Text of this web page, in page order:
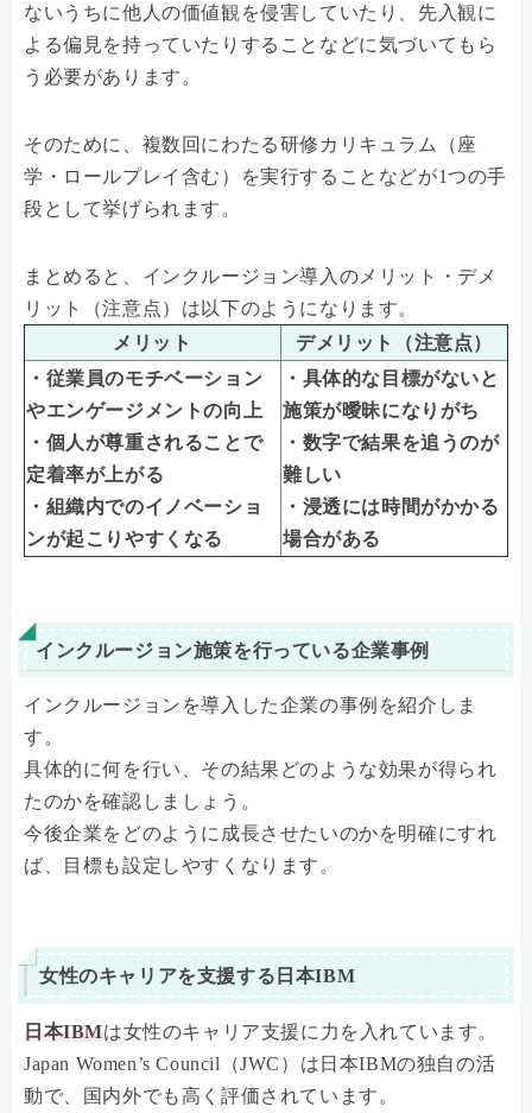
ないうちに他人の価値観を侵害していたり、先入観に
よる偏見を持っていたりすることなどに気づいてもら
う必要があります。
そのために、複数回にわたる研修カリキュラム（座
学・ロールプレイ含む）を実行することなどが1つの手
段として挙げられます。
まとめると、インクルージョン導入のメリット・デメ
リット（注意点）は以下のようになります。
メリット
デメリット（注意点）
・従業員のモチベーション
やエンゲージメントの向上
・個人が尊重されることで
定着率が上がる
・組織内でのイノベーショ
ンが起こりやすくなる
・具体的な目標がないと
施策が曖昧になりがち
・数字で結果を追うのが
難しい
・浸透には時間がかかる
場合がある
インクルージョン施策を行っている企業事例
インクルージョンを導入した企業の事例を紹介しま
す。
具体的に何を行い、その結果どのような効果が得られ
たのかを確認しましょう。
今後企業をどのように成長させたいのかを明確にすれ
ば、目標も設定しやすくなります。
女性のキャリアを支援する日本IBM
日本IBMは女性のキャリア支援に力を入れています。
Japan Women’s Council（JWC）は日本IBMの独自の活
動で、国内外でも高く評価されています。